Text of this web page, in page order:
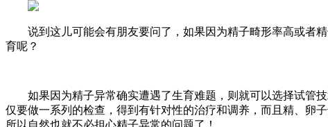
说到这儿可能会有朋友要问了，如果因为精子畸形率高或者精
育呢？
如果因为精子异常确实遭遇了生育难题，则就可以选择试管技
仅要做一系列的检查，得到有针对性的治疗和调养，而且精、卵